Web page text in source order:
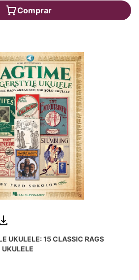
Comprar
UKULELE: 15 CLASSIC RAGS
UKULELE